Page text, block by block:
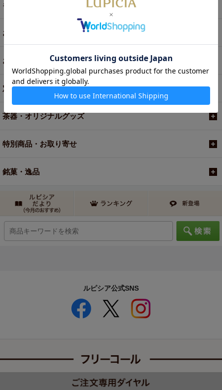
ギフト
お菓子・食品・飲料
お買い得商品
定期便
茶器・オリジナルグッズ
特別商品・お取り寄せ
銘菓・逸品
ルピシア公式SNS